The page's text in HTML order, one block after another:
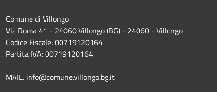
Comune di Villongo
Via Roma 41 - 24060 Villongo (BG) - 24060 - Villongo
Codice Fiscale: 00719120164
Partita IVA: 00719120164
MAIL: info@comune.villongo.bg.it